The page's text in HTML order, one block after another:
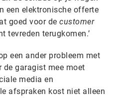
een elektronische offerte
goed voor de customer
tevreden terugkomen.’
een ander probleem met
garagist mee moet
media en
afspraken kost niet alleen